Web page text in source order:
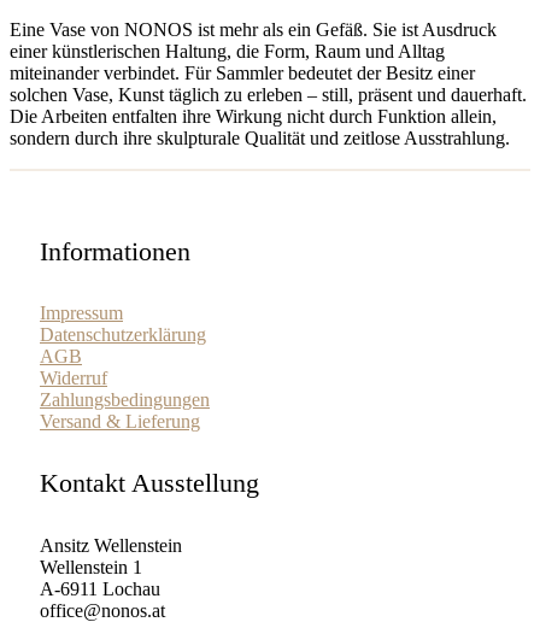
Eine Vase von NONOS ist mehr als ein Gefäß. Sie ist Ausdruck
einer künstlerischen Haltung, die Form, Raum und Alltag
miteinander verbindet. Für Sammler bedeutet der Besitz einer
solchen Vase, Kunst täglich zu erleben – still, präsent und dauerhaft.
Die Arbeiten entfalten ihre Wirkung nicht durch Funktion allein,
sondern durch ihre skulpturale Qualität und zeitlose Ausstrahlung.
Informationen
Impressum
Datenschutzerklärung
AGB
Widerruf
Zahlungsbedingungen
Versand & Lieferung
Kontakt Ausstellung
Ansitz Wellenstein
Wellenstein 1
A-6911 Lochau
office@nonos.at